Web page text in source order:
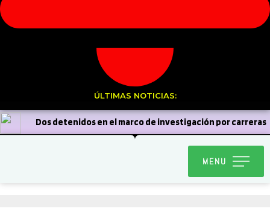
ÚLTIMAS NOTICIAS:
Dos detenidos en el marco de investigación por carreras
Diablada Ancestral de la Carmelita
realizará bingo solidario para confeccionar sus trajes de baile
MENU